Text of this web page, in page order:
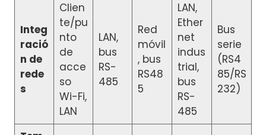
Integ
ració
n de
rede
s
Clien
te/pu
nto
de
acce
so
Wi-Fi,
LAN
LAN,
bus
RS-
485
Red
móvil
, bus
RS48
5
LAN,
Ether
net
indus
trial,
bus
RS-
485
Bus
serie
(RS4
85/RS
232)